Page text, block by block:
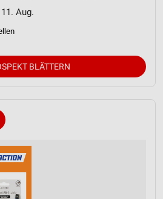
Aug.
BLÄTTERN